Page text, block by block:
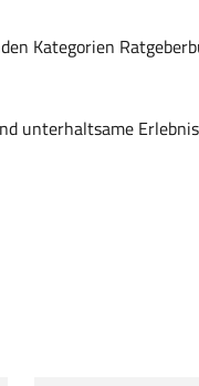
Kategorien
unterhaltsame